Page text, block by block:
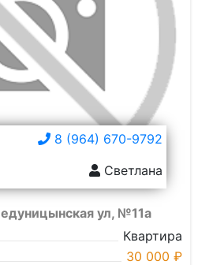
8 (964) 670-9792
Светлана
ул, №11а
Квартира
30 000 ₽